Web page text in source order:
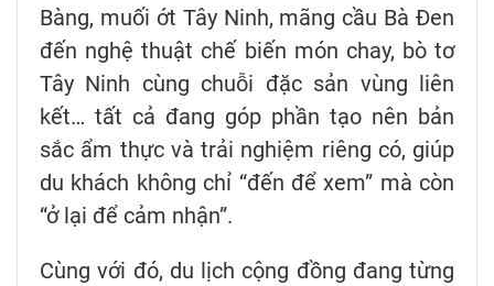
Bàng, muối ớt Tây Ninh, mãng cầu Bà Đen
đến nghệ thuật chế biến món chay, bò tơ
Tây Ninh cùng chuỗi đặc sản vùng liên
kết… tất cả đang góp phần tạo nên bản
sắc ẩm thực và trải nghiệm riêng có, giúp
du khách không chỉ “đến để xem” mà còn
“ở lại để cảm nhận”.
Cùng với đó, du lịch cộng đồng đang từng